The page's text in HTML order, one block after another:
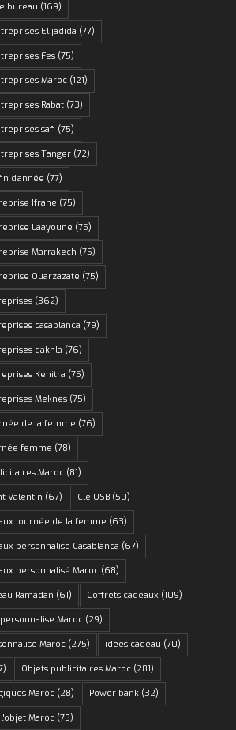
bureau (169)
El jadida (77)
Fes (75)
Maroc (121)
Rabat (73)
safi (75)
Tanger (72)
d'année (77)
Ifrane (75)
Laayoune (75)
Marrakech (75)
Ouarzazate (75)
(362)
casablanca (79)
dakhla (76)
Kenitra (75)
Meknes (75)
de la femme (76)
femme (78)
Maroc (81)
Valentin (67) Clé USB (50)
journée de la femme (63)
personnalisé Casablanca (67)
personnalisé Maroc (68)
Ramadan (61) Coffrets cadeaux (109)
Maroc (29)
Maroc (275) idées cadeau (70)
Objets publicitaires Maroc (281)
Maroc (28) Power bank (32)
Maroc (73)